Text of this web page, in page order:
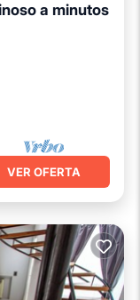
a minutos
VER OFERTA